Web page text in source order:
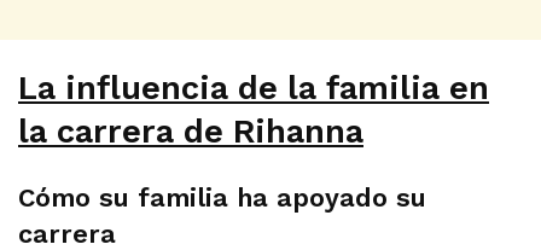
La influencia de la familia en
la carrera de Rihanna
Cómo su familia ha apoyado su
carrera